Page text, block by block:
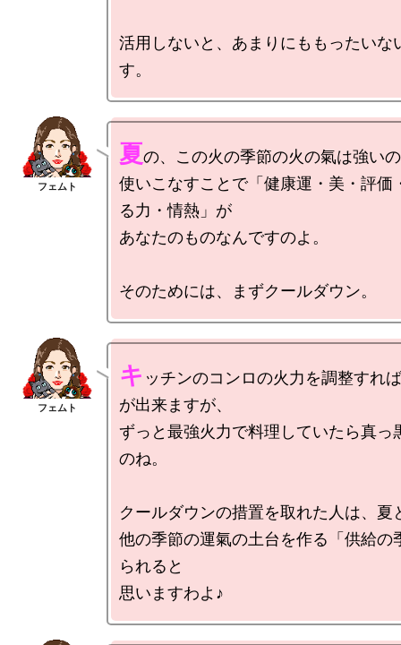
活用しないと、あまりにももったいな
夏の、この火の季節の火の氣は強い
使いこなすことで「健康運・美・評価
る力・情熱」が
あなたのものなんですのよ。
キ ッチンのコンロの火力を調整すれ
が出来ますが、
ずっと最強火力で料理していたら真っ
のね。
クールダウンの措置を取れた人は、夏
他の季節の運氣の土台を作る「供給の
られると